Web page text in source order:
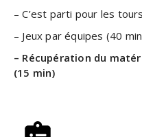
– C’est parti pour les
– Jeux par équipes (40
– Récupération du
(15 min)